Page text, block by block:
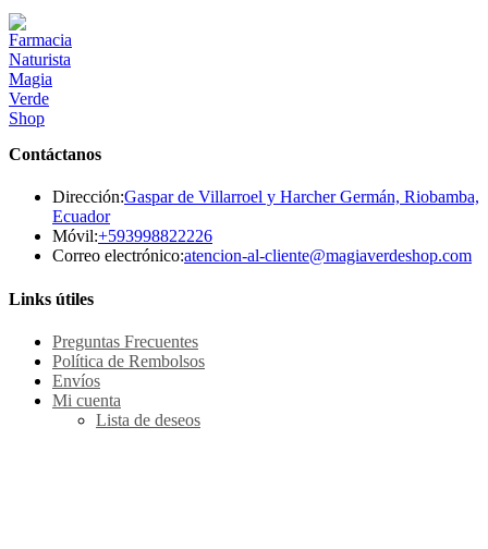
Contáctanos
Dirección:Gaspar de Villarroel y Harcher Germán, Riobamba,
Ecuador
Móvil:+593998822226Se
abre
Correo electrónico:atencion-al-cliente@magiaverdeshop.comSe
Links útiles
Preguntas Frecuentes
Política de Rembolsos
Envíos
Mi cuenta
Lista de deseos